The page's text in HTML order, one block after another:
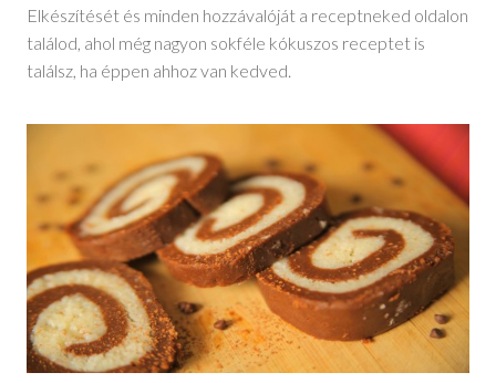
Elkészítését és minden hozzávalóját a receptneked oldalon
találod, ahol még nagyon sokféle kókuszos receptet is
találsz, ha éppen ahhoz van kedved.